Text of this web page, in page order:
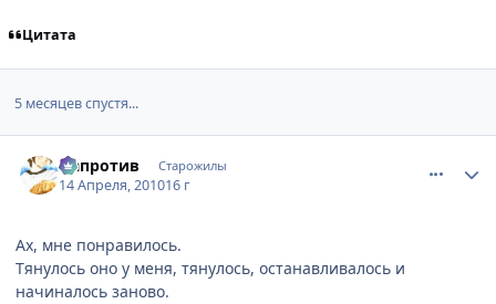
Цитата
5 месяцев спустя...
Напротив Старожилы
14 Апреля, 201016 г
Ах, мне понравилось.
Тянулось оно у меня, тянулось, останавливалось и
начиналось заново.